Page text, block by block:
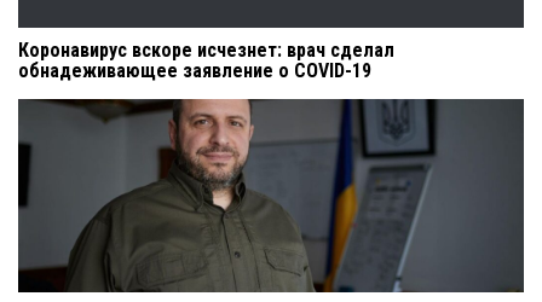
Коронавирус вскоре исчезнет: врач сделал
обнадеживающее заявление о COVID-19